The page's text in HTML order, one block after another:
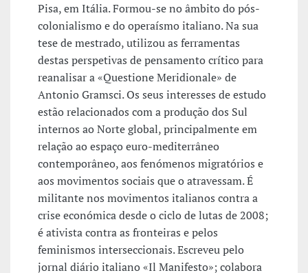
Pisa, em Itália. Formou-se no âmbito do pós-
colonialismo e do operaísmo italiano. Na sua
tese de mestrado, utilizou as ferramentas
destas perspetivas de pensamento crítico para
reanalisar a «Questione Meridionale» de
Antonio Gramsci. Os seus interesses de estudo
estão relacionados com a produção dos Sul
internos ao Norte global, principalmente em
relação ao espaço euro-mediterrâneo
contemporâneo, aos fenómenos migratórios e
aos movimentos sociais que o atravessam. É
militante nos movimentos italianos contra a
crise económica desde o ciclo de lutas de 2008;
é ativista contra as fronteiras e pelos
feminismos interseccionais. Escreveu pelo
jornal diário italiano «Il Manifesto»; colabora